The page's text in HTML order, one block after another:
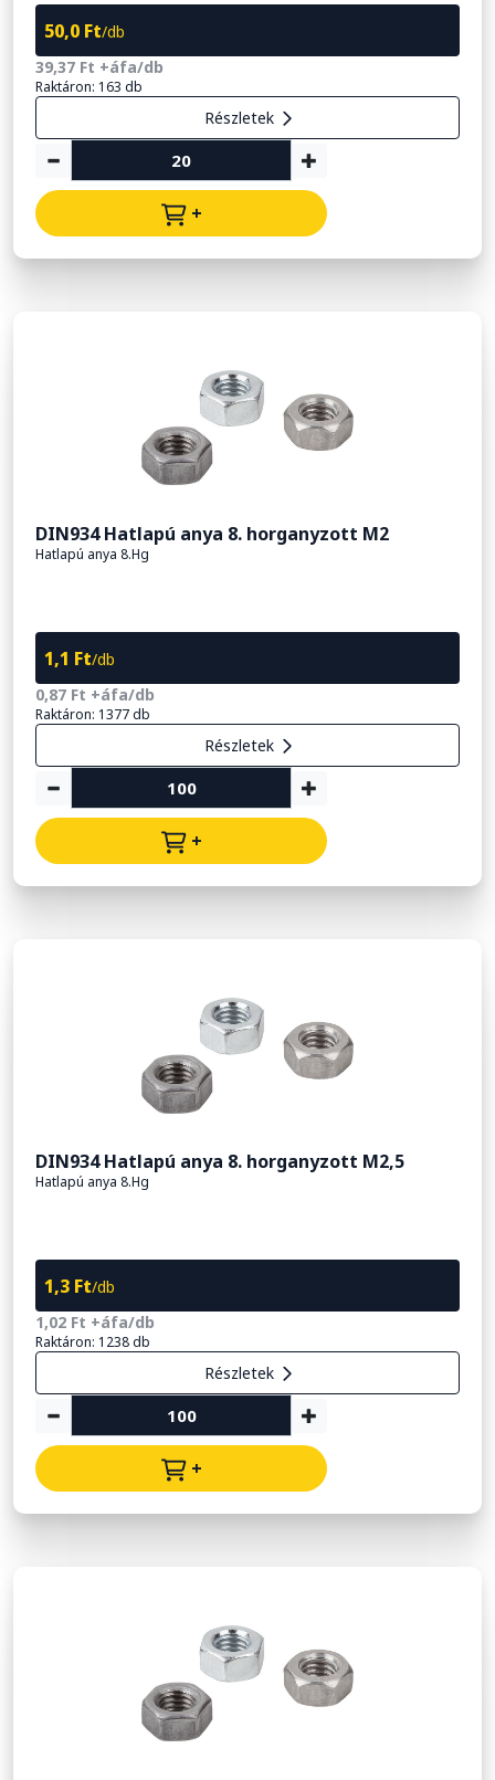
50,0 Ft/db
39,37 Ft +áfa/db
Raktáron: 163 db
Részletek
+
DIN934 Hatlapú anya 8. horganyzott M2
Hatlapú anya 8.Hg
1,1 Ft/db
0,87 Ft +áfa/db
Raktáron: 1377 db
Részletek
+
DIN934 Hatlapú anya 8. horganyzott M2,5
Hatlapú anya 8.Hg
1,3 Ft/db
1,02 Ft +áfa/db
Raktáron: 1238 db
Részletek
+